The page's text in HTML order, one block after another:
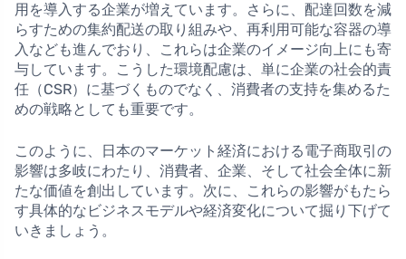
用を導入する企業が増えています。さらに、配達回数を減
らすための集約配送の取り組みや、再利用可能な容器の導
入なども進んでおり、これらは企業のイメージ向上にも寄
与しています。こうした環境配慮は、単に企業の社会的責
任（CSR）に基づくものでなく、消費者の支持を集めるた
めの戦略としても重要です。
このように、日本のマーケット経済における電子商取引の
影響は多岐にわたり、消費者、企業、そして社会全体に新
たな価値を創出しています。次に、これらの影響がもたら
す具体的なビジネスモデルや経済変化について掘り下げて
いきましょう。